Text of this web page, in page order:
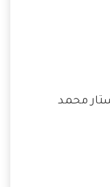
محمد